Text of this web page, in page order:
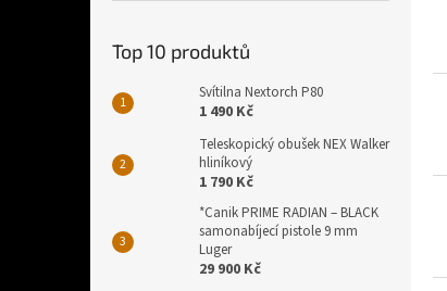
Top 10 produktů
Svítilna Nextorch P80
1 490 Kč
Teleskopický obušek NEX Walker
hliníkový
1 790 Kč
*Canik PRIME RADIAN – BLACK
samonabíjecí pistole 9 mm
Luger
29 900 Kč